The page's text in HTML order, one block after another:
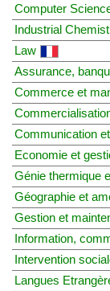
Computer
Industrial
Law
Assurance,
Commerce et
Communication
Economie et
Génie thermique
Géographie et
Gestion et
Information,
Intervention
Langues